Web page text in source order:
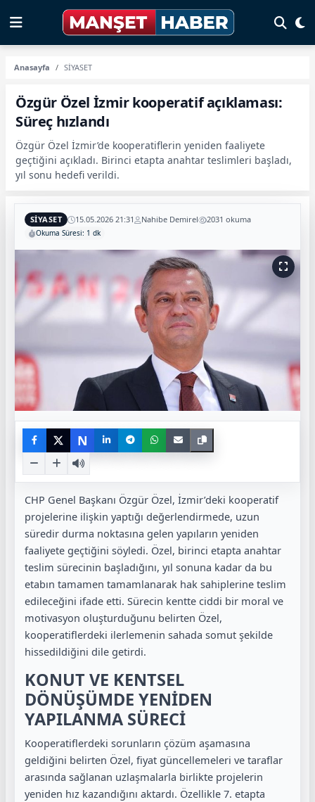
Anasayfa SİYASET
Özgür Özel İzmir kooperatif açıklaması:
Süreç hızlandı
Özgür Özel İzmir’de kooperatiflerin yeniden faaliyete
geçtiğini açıkladı. Birinci etapta anahtar teslimleri başladı,
yıl sonu hedefi verildi.
SİYASET 15.05.2026 21:31 Nahibe Demirel 2031 okuma
Okuma Süresi: 1 dk
N
CHP Genel Başkanı Özgür Özel, İzmir’deki kooperatif
projelerine ilişkin yaptığı değerlendirmede, uzun
süredir durma noktasına gelen yapıların yeniden
faaliyete geçtiğini söyledi. Özel, birinci etapta anahtar
teslim sürecinin başladığını, yıl sonuna kadar da bu
etabın tamamen tamamlanarak hak sahiplerine teslim
edileceğini ifade etti. Sürecin kentte ciddi bir moral ve
motivasyon oluşturduğunu belirten Özel,
kooperatiflerdeki ilerlemenin sahada somut şekilde
hissedildiğini dile getirdi.
KONUT VE KENTSEL
DÖNÜŞÜMDE YENİDEN
YAPILANMA SÜRECİ
Kooperatiflerdeki sorunların çözüm aşamasına
geldiğini belirten Özel, fiyat güncellemeleri ve taraflar
arasında sağlanan uzlaşmalarla birlikte projelerin
yeniden hız kazandığını aktardı. Özellikle 7. etapta